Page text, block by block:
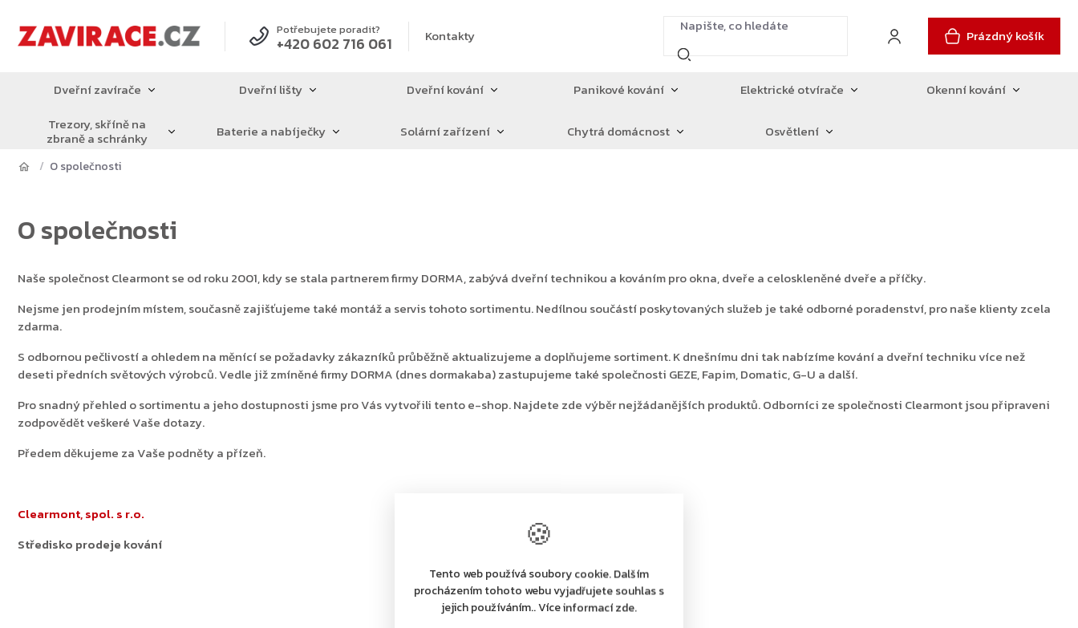
🍪
Tento web používá soubory cookie. Dalším
procházením tohoto webu vyjadřujete souhlas s
jejich používáním.. Více informací zde.
obsah
Potřebujete poradit?
+420 602 716 061 Kontakty Prázdný košík
Dveřní zavírače Dveřní lišty Dveřní kování Panikové kování Elektrické otvírače
Okenní kování
Trezory, skříně na
zbraně a schránky Baterie a nabíječky Solární zařízení Chytrá domácnost Osvětlení
O společnosti
O společnosti
Naše společnost Clearmont se od roku 2001, kdy se stala partnerem firmy DORMA, zabývá dveřní technikou a kováním pro okna, dveře a celoskleněné dveře a příčky.
Nejsme jen prodejním místem, současně zajišťujeme také montáž a servis tohoto sortimentu. Nedílnou součástí poskytovaných služeb je také odborné poradenství, pro naše klienty zcela
zdarma.
S odbornou pečlivostí a ohledem na měnící se požadavky zákazníků průběžně aktualizujeme a doplňujeme sortiment. K dnešnímu dni tak nabízíme kování a dveřní techniku více než
deseti předních světových výrobců. Vedle již zmíněné firmy DORMA (dnes dormakaba) zastupujeme také společnosti GEZE, Fapim, Domatic, G-U a další.
Pro snadný přehled o sortimentu a jeho dostupnosti jsme pro Vás vytvořili tento e-shop. Najdete zde výběr nejžádanějších produktů. Odborníci ze společnosti Clearmont jsou připraveni
zodpovědět veškeré Vaše dotazy.
Předem děkujeme za Vaše podněty a přízeň.
Clearmont, spol. s r.o.
Středisko prodeje kování